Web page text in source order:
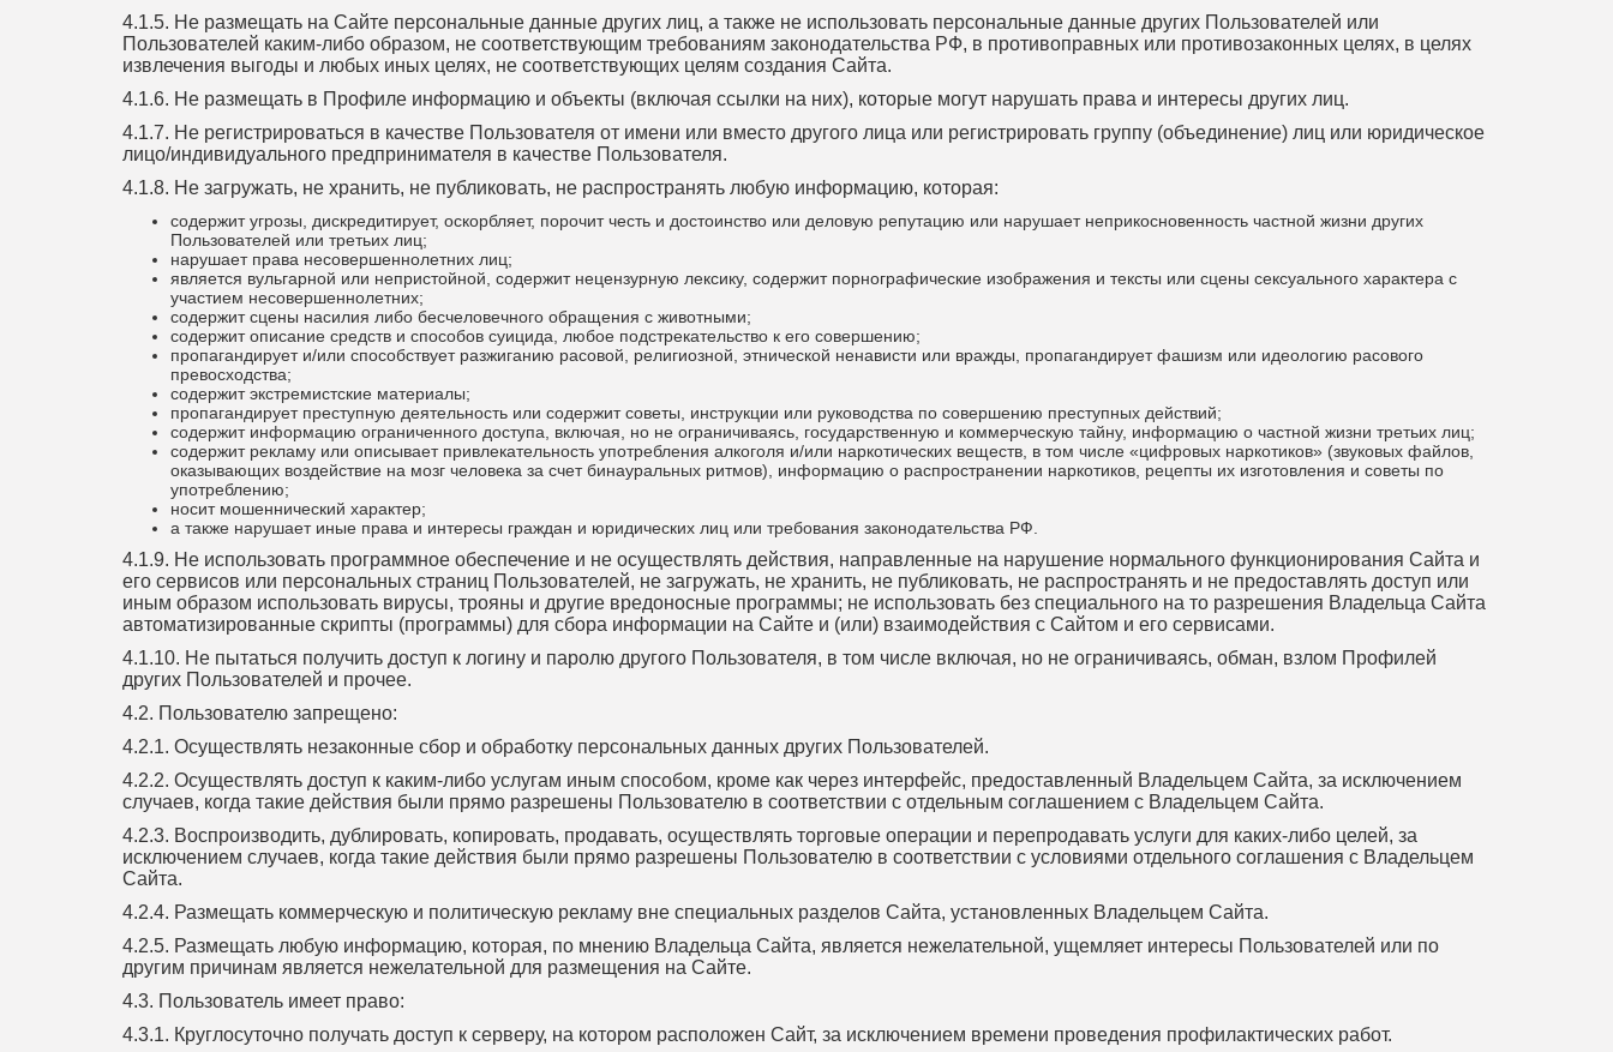
4.1.5. Не размещать на Сайте персональные данные других лиц, а также не использовать персональные данные других Пользователей или
Пользователей каким-либо образом, не соответствующим требованиям законодательства РФ, в противоправных или противозаконных целях, в целях
извлечения выгоды и любых иных целях, не соответствующих целям создания Сайта.
4.1.6. Не размещать в Профиле информацию и объекты (включая ссылки на них), которые могут нарушать права и интересы других лиц.
4.1.7. Не регистрироваться в качестве Пользователя от имени или вместо другого лица или регистрировать группу (объединение) лиц или юридическое
лицо/индивидуального предпринимателя в качестве Пользователя.
4.1.8. Не загружать, не хранить, не публиковать, не распространять любую информацию, которая:
содержит угрозы, дискредитирует, оскорбляет, порочит честь и достоинство или деловую репутацию или нарушает неприкосновенность частной жизни других
Пользователей или третьих лиц;
нарушает права несовершеннолетних лиц;
является вульгарной или непристойной, содержит нецензурную лексику, содержит порнографические изображения и тексты или сцены сексуального характера с
участием несовершеннолетних;
содержит сцены насилия либо бесчеловечного обращения с животными;
содержит описание средств и способов суицида, любое подстрекательство к его совершению;
пропагандирует и/или способствует разжиганию расовой, религиозной, этнической ненависти или вражды, пропагандирует фашизм или идеологию расового
превосходства;
содержит экстремистские материалы;
пропагандирует преступную деятельность или содержит советы, инструкции или руководства по совершению преступных действий;
содержит информацию ограниченного доступа, включая, но не ограничиваясь, государственную и коммерческую тайну, информацию о частной жизни третьих лиц;
содержит рекламу или описывает привлекательность употребления алкоголя и/или наркотических веществ, в том числе «цифровых наркотиков» (звуковых файлов,
оказывающих воздействие на мозг человека за счет бинауральных ритмов), информацию о распространении наркотиков, рецепты их изготовления и советы по
употреблению;
носит мошеннический характер;
а также нарушает иные права и интересы граждан и юридических лиц или требования законодательства РФ.
4.1.9. Не использовать программное обеспечение и не осуществлять действия, направленные на нарушение нормального функционирования Сайта и
его сервисов или персональных страниц Пользователей, не загружать, не хранить, не публиковать, не распространять и не предоставлять доступ или
иным образом использовать вирусы, трояны и другие вредоносные программы; не использовать без специального на то разрешения Владельца Сайта
автоматизированные скрипты (программы) для сбора информации на Сайте и (или) взаимодействия с Сайтом и его сервисами.
4.1.10. Не пытаться получить доступ к логину и паролю другого Пользователя, в том числе включая, но не ограничиваясь, обман, взлом Профилей
других Пользователей и прочее.
4.2. Пользователю запрещено:
4.2.1. Осуществлять незаконные сбор и обработку персональных данных других Пользователей.
4.2.2. Осуществлять доступ к каким-либо услугам иным способом, кроме как через интерфейс, предоставленный Владельцем Сайта, за исключением
случаев, когда такие действия были прямо разрешены Пользователю в соответствии с отдельным соглашением с Владельцем Сайта.
4.2.3. Воспроизводить, дублировать, копировать, продавать, осуществлять торговые операции и перепродавать услуги для каких-либо целей, за
исключением случаев, когда такие действия были прямо разрешены Пользователю в соответствии с условиями отдельного соглашения с Владельцем
Сайта.
4.2.4. Размещать коммерческую и политическую рекламу вне специальных разделов Сайта, установленных Владельцем Сайта.
4.2.5. Размещать любую информацию, которая, по мнению Владельца Сайта, является нежелательной, ущемляет интересы Пользователей или по
другим причинам является нежелательной для размещения на Сайте.
4.3. Пользователь имеет право:
4.3.1. Круглосуточно получать доступ к серверу, на котором расположен Сайт, за исключением времени проведения профилактических работ.